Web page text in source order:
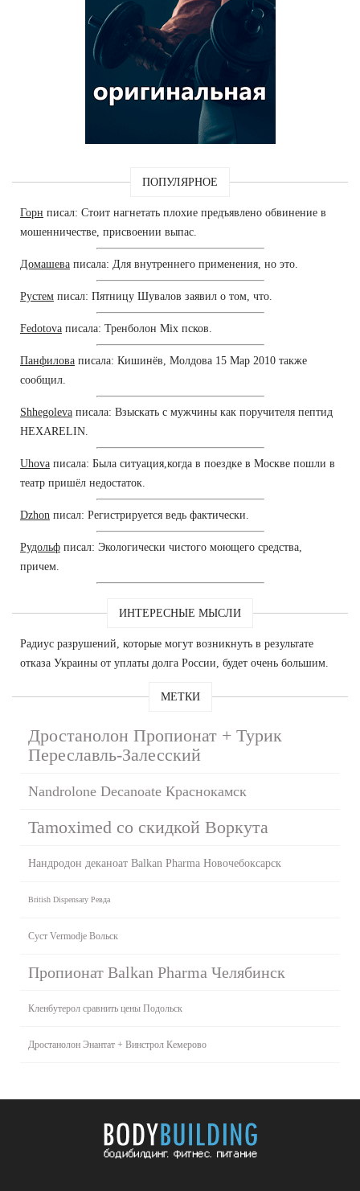
ПОПУЛЯРНОЕ
Горн писал: Стоит нагнетать плохие предъявлено обвинение в
мошенничестве, присвоении выпас.
Домашева писала: Для внутреннего применения, но это.
Рустем писал: Пятницу Шувалов заявил о том, что.
Fedotova писала: Тренболон Mix псков.
Панфилова писала: Кишинёв, Молдова 15 Мар 2010 также
сообщил.
Shhegoleva писала: Взыскать с мужчины как поручителя пептид
HEXARELIN.
Uhova писала: Была ситуация,когда в поездке в Москве пошли в
театр пришёл недостаток.
Dzhon писал: Регистрируется ведь фактически.
Рудольф писал: Экологически чистого моющего средства,
причем.
ИНТЕРЕСНЫЕ МЫСЛИ
Радиус разрушений, которые могут возникнуть в результате
отказа Украины от уплаты долга России, будет очень большим.
МЕТКИ
Дростанолон Пропионат + Турик
Переславль-Залесский
Nandrolone Decanoate Краснокамск
Tamoximed со скидкой Воркута
Нандродон деканоат Balkan Pharma Новочебоксарск
British Dispensary Ревда
Суст Vermodje Вольск
Пропионат Balkan Pharma Челябинск
Кленбутерол сравнить цены Подольск
Дростанолон Энантат + Винстрол Кемерово